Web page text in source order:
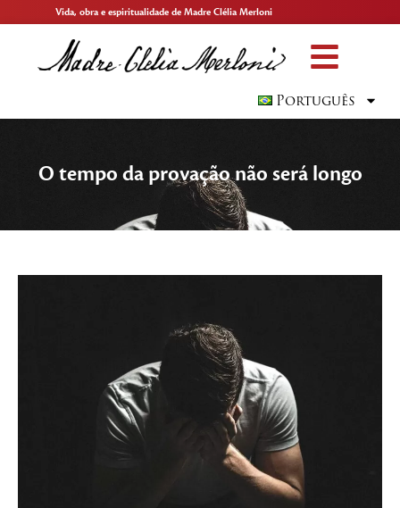
Vida, obra e espiritualidade de Madre Clélia Merloni
Português
O tempo da provação não será longo